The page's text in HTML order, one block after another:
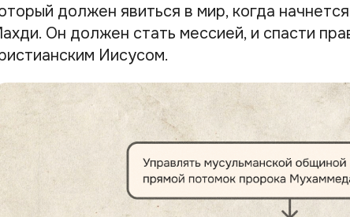
должен явиться в мир, когда
Он должен стать мессией, и спасти
Иисусом.